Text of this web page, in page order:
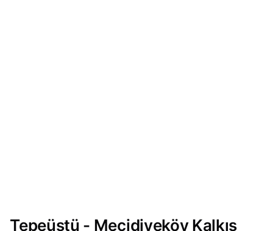
Tepeüstü - Mecidiyeköy Kalkış